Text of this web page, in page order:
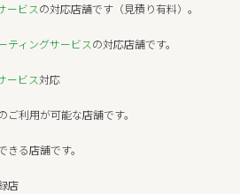
ービスの対応店舗です（見積り有料）。
ティングサービスの対応店舗です。
ービス対応
ご利用が可能な店舗です。
る店舗です。
店